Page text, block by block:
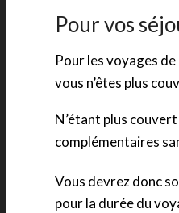
Pour vos
Pour les voyages
vous n’êtes plus
N’étant plus
complémentaires
Vous devrez donc
pour la durée du